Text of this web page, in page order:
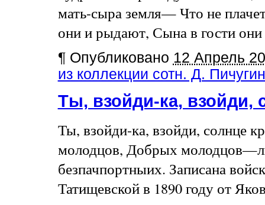
мать-сыра земля— Что не
они и рыдают, Сына в гости
¶ Опубликовано 12 Апрель
из коллекции сотн. Д.
Ты, взойди-ка, взойди,
Ты, взойди-ка, взойди, солнце
молодцов, Добрых
безпачпортныих. Записана
Татищевской в 1890 году от